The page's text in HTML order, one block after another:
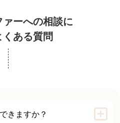
ーへの相談に
ある質問
きますか？